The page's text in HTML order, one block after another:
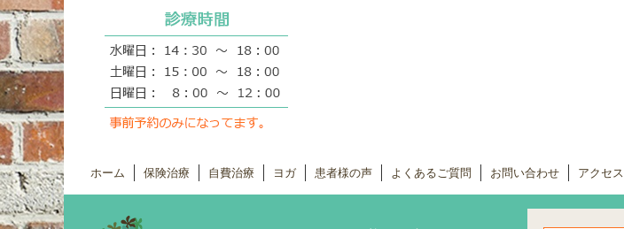
ホーム 保険治療 自費治療 ヨガ 患者様の声 よくあるご質問 お問い合わせ アクセス